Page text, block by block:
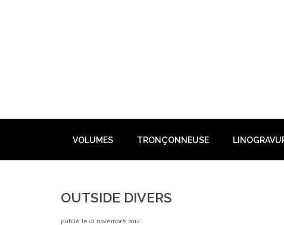
VOLUMES TRONÇONNEUSE
OUTSIDE DIVERS
publié le 01 novembre 2012